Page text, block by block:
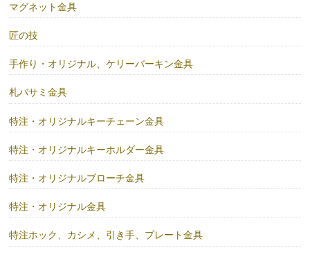
マグネット金具
匠の技
手作り・オリジナル、ケリーバーキン金具
札バサミ金具
特注・オリジナルキーチェーン金具
特注・オリジナルキーホルダー金具
特注・オリジナルブローチ金具
特注・オリジナル金具
特注ホック、カシメ、引き手、プレート金具